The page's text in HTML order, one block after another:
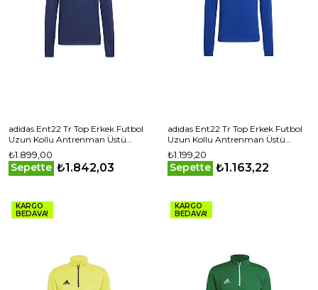
adidas Ent22 Tr Top Erkek Futbol
Uzun Kollu Antrenman Üstü
HB5327 Lacivert
₺1.899,00
Sepette ₺1.842,03
adidas Ent22 Tr Top Erkek Futbol
Uzun Kollu Antrenman Üstü
HG6286 Mavi
₺1.199,20
Sepette ₺1.163,22
KARGO
BEDAVA!
KARGO
BEDAVA!